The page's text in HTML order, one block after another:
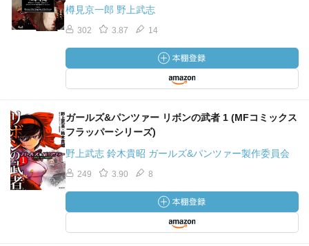
樽見京一郎 野上武志
302 3.87 14
ガールズ&パンツァー リボンの武者 1 (MFコミックス
フラッパーシリーズ)
野上武志 鈴木貴昭 ガールズ&パンツァー製作委員会
249 3.90 8